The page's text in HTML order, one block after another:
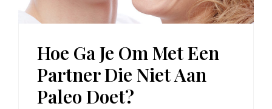
Hoe Ga Je Om Met Een
Partner Die Niet Aan
Paleo Doet?